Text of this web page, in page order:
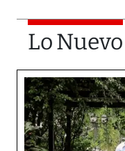
Lo Nuevo